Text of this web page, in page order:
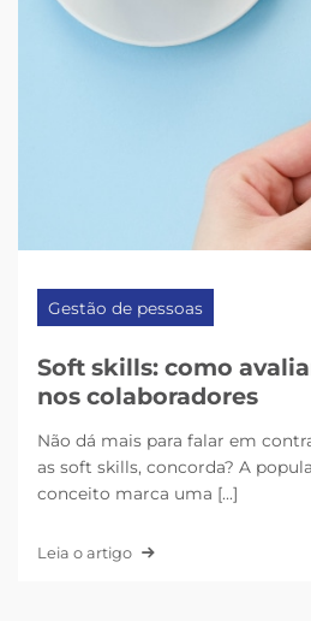
Gestão de pessoas
Soft skills: como
nos colaboradores
Não dá mais para falar em
as soft skills, concorda? A
conceito marca uma [...]
Leia o artigo